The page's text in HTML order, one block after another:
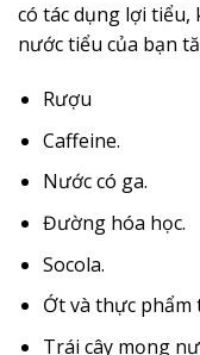
có tác dụng lợi
nước tiểu của bạn
Rượu
Caffeine.
Nước có ga.
Đường hóa học.
Socola.
Ớt và thực phẩm
Trái cây mọng